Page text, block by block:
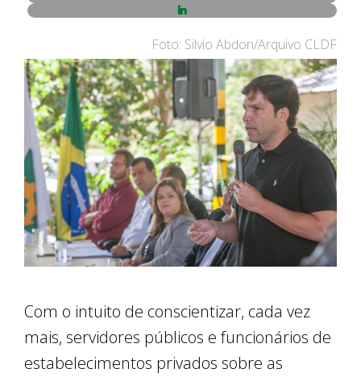
Foto: Silvio Abdon/Arquivo CLDF
Com o intuito de conscientizar, cada vez
mais, servidores públicos e funcionários de
estabelecimentos privados sobre as